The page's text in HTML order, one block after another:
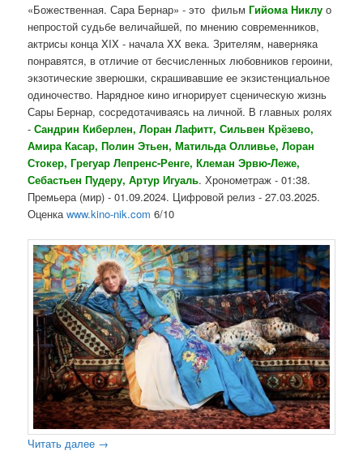
«Божественная. Сара Бернар» - это фильмГийома Никлу о
непростой судьбе величайшей, по мнению современников,
актрисы конца XIX - начала XX века. Зрителям, наверняка
понравятся, в отличие от бесчисленных любовников героини,
экзотические зверюшки, скрашивавшие ее экзистенциальное
одиночество. Нарядное кино игнорирует сценическую жизнь
Сары Бернар, сосредотачиваясь на личной. В главных ролях
-Сандрин Киберлен, Лоран Лафитт, Сильвен Крёзево,
Амира Касар, Полин Этьен, Матильда Олливье, Лоран
Стокер, Грегуар Лепренс-Ренге, Клеман Эрвю-Леже,
Себастьен Пудеру, Артур Игуаль. Хронометраж - 01:38.
Премьера (мир) - 01.09.2024. Цифровой релиз - 27.03.2025.
Оценкаwww.kino-nik.com 6/10
Читать далее →